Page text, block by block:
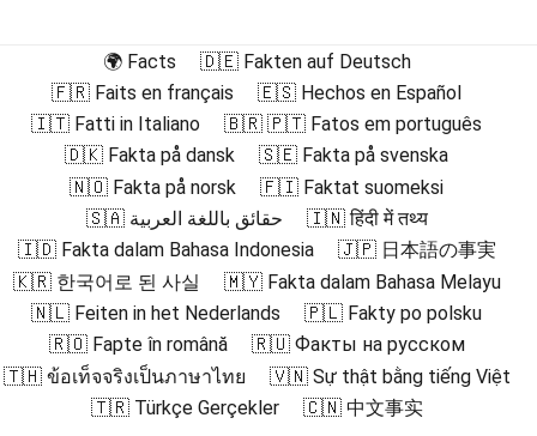
🌍 Facts
🇩🇪 Fakten auf Deutsch
🇫🇷 Faits en français
🇪🇸 Hechos en Español
🇮🇹 Fatti in Italiano
🇧🇷 🇵🇹 Fatos em português
🇩🇰 Fakta på dansk
🇸🇪 Fakta på svenska
🇳🇴 Fakta på norsk
🇫🇮 Faktat suomeksi
🇸🇦 حقائق باللغة العربية
🇮🇳 हिंदी में तथ्य
🇮🇩 Fakta dalam Bahasa Indonesia
🇯🇵 日本語の事実
🇰🇷 한국어로 된 사실
🇲🇾 Fakta dalam Bahasa Melayu
🇳🇱 Feiten in het Nederlands
🇵🇱 Fakty po polsku
🇷🇴 Fapte în română
🇷🇺 Факты на русском
🇹🇭 ข้อเท็จจริงเป็นภาษาไทย
🇻🇳 Sự thật bằng tiếng Việt
🇹🇷 Türkçe Gerçekler
🇨🇳 中文事实